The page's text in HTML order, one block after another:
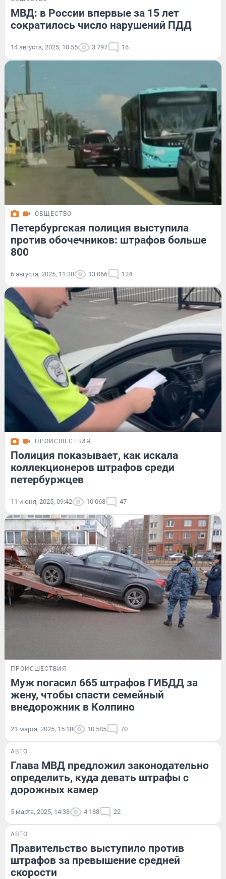
МВД: в России впервые за 15 лет
сократилось число нарушений ПДД
14 августа, 2025, 10:55 3 797 16
ОБЩЕСТВО
Петербургская полиция выступила
против обочечников: штрафов больше
800
6 августа, 2025, 11:30 13 066 124
ПРОИСШЕСТВИЯ
Полиция показывает, как искала
коллекционеров штрафов среди
петербуржцев
11 июня, 2025, 09:42 10 068 47
ПРОИСШЕСТВИЯ
Муж погасил 665 штрафов ГИБДД за
жену, чтобы спасти семейный
внедорожник в Колпино
21 марта, 2025, 15:18 10 585 70
АВТО
Глава МВД предложил законодательно
определить, куда девать штрафы с
дорожных камер
5 марта, 2025, 14:38 4 188 22
АВТО
Правительство выступило против
штрафов за превышение средней
скорости